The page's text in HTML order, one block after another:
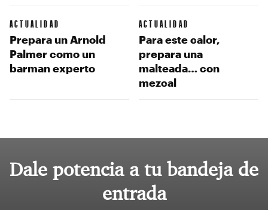
ACTUALIDAD
Prepara un Arnold
Palmer como un
barman experto
ACTUALIDAD
Para este calor,
prepara una
malteada… con
mezcal
Dale potencia a tu bandeja de
entrada